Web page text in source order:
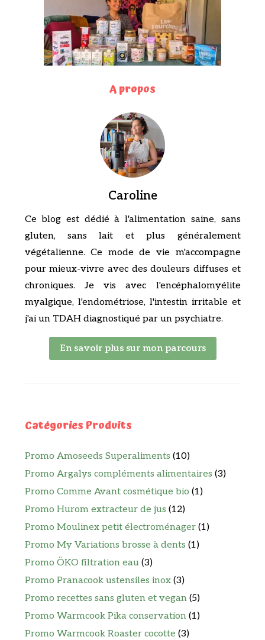
A propos
Caroline
Ce blog est dédié à l'alimentation saine, sans
gluten, sans lait et plus généralement
végétalienne. Ce mode de vie m'accompagne
pour mieux-vivre avec des douleurs diffuses et
chroniques. Je vis avec l'encéphalomyélite
myalgique, l'endométriose, l'intestin irritable et
j'ai un TDAH diagnostiqué par un psychiatre.
En savoir plus sur mon parcours
Catégories Produits
Promo Amoseeds Superaliments (10)
Promo Argalys compléments alimentaires (3)
Promo Comme Avant cosmétique bio (1)
Promo Hurom extracteur de jus (12)
Promo Moulinex petit électroménager (1)
Promo My Variations brosse à dents (1)
Promo ÖKO filtration eau (3)
Promo Pranacook ustensiles inox (3)
Promo recettes sans gluten et vegan (5)
Promo Warmcook Pika conservation (1)
Promo Warmcook Roaster cocotte (3)